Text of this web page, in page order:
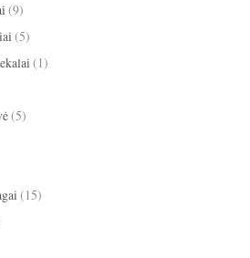
(9)
(5)
(1)
(5)
(15)